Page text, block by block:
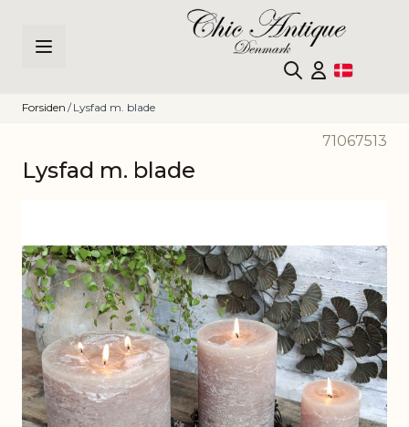
Forsiden / Lysfad m. blade
71067513
Lysfad m. blade